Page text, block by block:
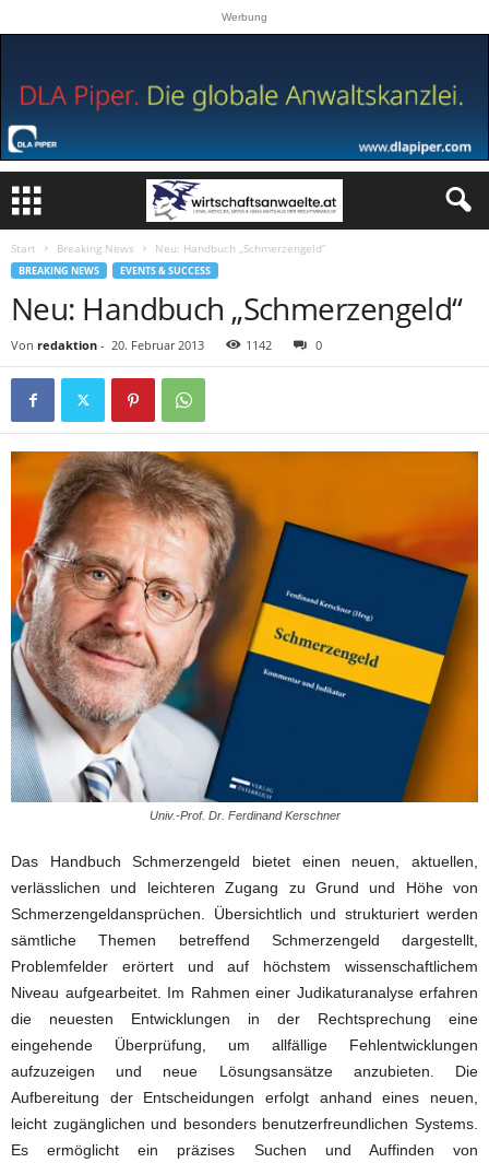
Werbung
Start Breaking News Neu: Handbuch „Schmerzengeld“
BREAKING NEWS EVENTS & SUCCESS
Neu: Handbuch „Schmerzengeld“
Von redaktion - 20. Februar 2013 1142 0
Univ.-Prof. Dr. Ferdinand Kerschner
Das Handbuch Schmerzengeld bietet einen neuen, aktuellen,
verlässlichen und leichteren Zugang zu Grund und Höhe von
Schmerzengeldansprüchen. Übersichtlich und strukturiert werden
sämtliche Themen betreffend Schmerzengeld dargestellt,
Problemfelder erörtert und auf höchstem wissenschaftlichem
Niveau aufgearbeitet. Im Rahmen einer Judikaturanalyse erfahren
die neuesten Entwicklungen in der Rechtsprechung eine
eingehende Überprüfung, um allfällige Fehlentwicklungen
aufzuzeigen und neue Lösungsansätze anzubieten. Die
Aufbereitung der Entscheidungen erfolgt anhand eines neuen,
leicht zugänglichen und besonders benutzerfreundlichen Systems.
Es ermöglicht ein präzises Suchen und Auffinden von